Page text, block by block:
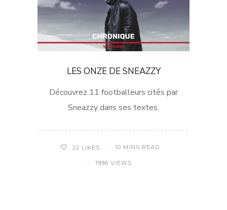
LES ONZE DE SNEAZZY
Découvrez 11 footballeurs cités par
Sneazzy dans ses textes.
22 LIKES 10 MINS READ
1996 VIEWS